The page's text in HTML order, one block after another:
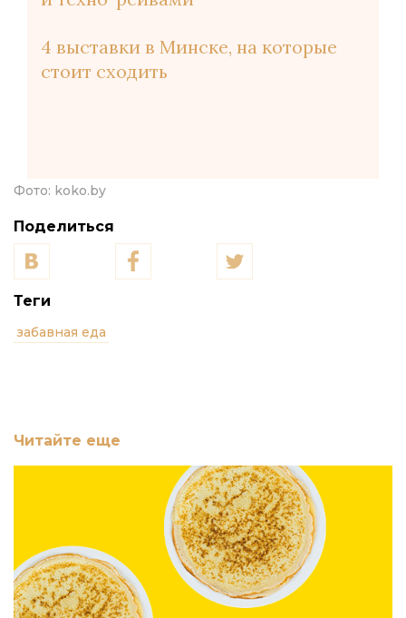
4 выставки в Минске, на которые
стоит сходить
Фото: koko.by
Поделиться
Теги
забавная еда
Читайте еще